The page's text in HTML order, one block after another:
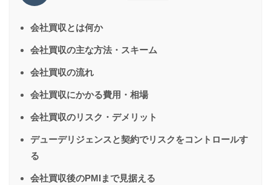
会社買収とは何か
会社買収の主な方法・スキーム
会社買収の流れ
会社買収にかかる費用・相場
会社買収のリスク・デメリット
デューデリジェンスと契約でリスクをコントロールす
る
会社買収後のPMIまで見据える